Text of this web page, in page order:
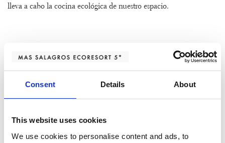
Consent Details About
This website uses cookies
We use cookies to personalise content and ads, to
lleva a cabo la cocina ecológica de nuestro espacio.
Actividades para todos
Durante tu visita podrás realizar muchas actividades de forma
individual, en pareja, con tu familia o con tus amigos. Puedes
encontrarlas todas en nuestrapágina web. Aquí te destacamos
Descubrir la salud en la naturaleza: da un paseo tranquilo